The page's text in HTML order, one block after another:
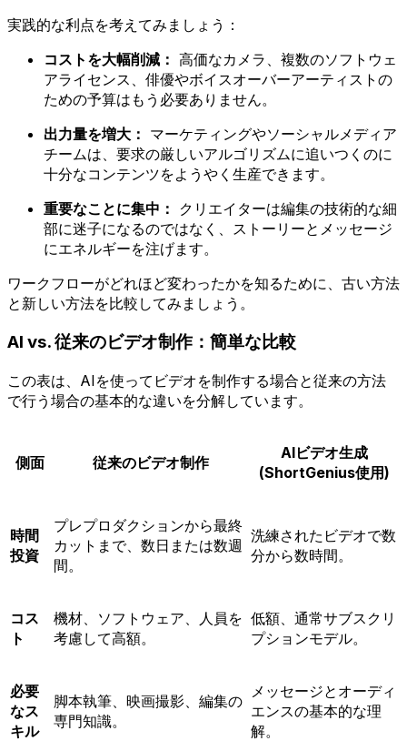
実践的な利点を考えてみましょう：
コストを大幅削減： 高価なカメラ、複数のソフトウェ
アライセンス、俳優やボイスオーバーアーティストの
ための予算はもう必要ありません。
出力量を増大： マーケティングやソーシャルメディア
チームは、要求の厳しいアルゴリズムに追いつくのに
十分なコンテンツをようやく生産できます。
重要なことに集中：
クリエイターは編集の技術的な細
部に迷子になるのではなく、ストーリーとメッセージ
にエネルギーを注げます。
ワークフローがどれほど変わったかを知るために、古い方法
と新しい方法を比較してみましょう。
AI vs. 従来のビデオ制作：簡単な比較
この表は、AIを使ってビデオを制作する場合と従来の方法
で行う場合の基本的な違いを分解しています。
側面 従来のビデオ制作
AIビデオ生成
(ShortGenius使用)
時間
投資
プレプロダクションから最終
カットまで、数日または数週
間。
洗練されたビデオで数
分から数時間。
コス
ト
機材、ソフトウェア、人員を
考慮して高額。
低額、通常サブスクリ
プションモデル。
必要
なス
キル
脚本執筆、映画撮影、編集の
専門知識。
メッセージとオーディ
エンスの基本的な理
解。